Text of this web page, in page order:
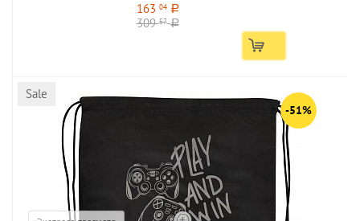
163 04 a
30957 a
Sale
-51%